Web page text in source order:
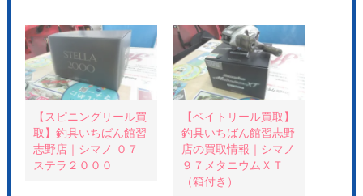
て
T
i
t
t
e
r
共
有
(
新
し
い
ウ
o
o
で
共
す
る
は
ク
リ
ッ
ク
し
て
P
i
n
t
e
r
e
t
で
共
有
(
【スピニングリール買
取】釣具いちばん館習
志野店｜シマノ ０７
ステラ２０００
【ベイトリール買取】
釣具いちばん館習志野
店の買取情報｜シマノ
９７メタニウムＸＴ
（箱付き）